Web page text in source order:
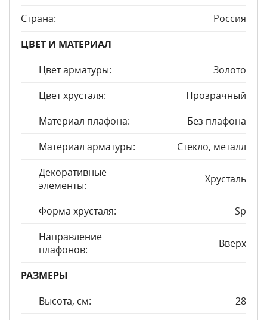
Страна:
Россия
ЦВЕТ И МАТЕРИАЛ
Цвет арматуры:
Золото
Цвет хрусталя:
Прозрачный
Материал плафона:
Без плафона
Материал арматуры:
Стекло, металл
Декоративные
элементы:
Хрусталь
Форма хрусталя:
Sp
Направление
плафонов:
Вверх
РАЗМЕРЫ
Высота, см:
28